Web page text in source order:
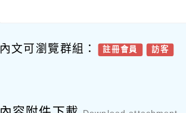
內文可瀏覽群組： 註冊會員 訪客